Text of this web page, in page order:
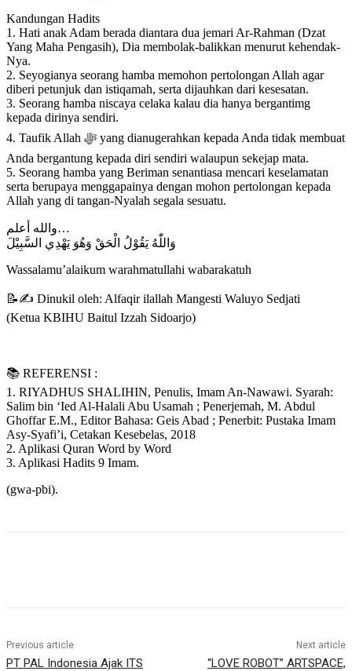
Kandungan Hadits
1. Hati anak Adam berada diantara dua jemari Ar-Rahman (Dzat
Yang Maha Pengasih), Dia membolak-balikkan menurut kehendak-
Nya.
2. Seyogianya seorang hamba memohon pertolongan Allah agar
diberi petunjuk dan istiqamah, serta dijauhkan dari kesesatan.
3. Seorang hamba niscaya celaka kalau dia hanya bergantimg
kepada dirinya sendiri.
4. Taufik Allah ﷻ yang dianugerahkan kepada Anda tidak membuat
Anda bergantung kepada diri sendiri walaupun sekejap mata.
5. Seorang hamba yang Beriman senantiasa mencari keselamatan
serta berupaya menggapainya dengan mohon pertolongan kepada
Allah yang di tangan-Nyalah segala sesuatu.
والله أعلم…
وَاللّٰهُ يَقُوْلُ الْحَقْ وَهُوَ يَهْدِي السَّبِيْلَ
Wassalamu’alaikum warahmatullahi wabarakatuh
📝✍️ Dinukil oleh: Alfaqir ilallah Mangesti Waluyo Sedjati
(Ketua KBIHU Baitul Izzah Sidoarjo)
📚 REFERENSI :
1. RIYADHUS SHALIHIN, Penulis, Imam An-Nawawi. Syarah:
Salim bin ‘Ied Al-Halali Abu Usamah ; Penerjemah, M. Abdul
Ghoffar E.M., Editor Bahasa: Geis Abad ; Penerbit: Pustaka Imam
Asy-Syafi’i, Cetakan Kesebelas, 2018
2. Aplikasi Quran Word by Word
3. Aplikasi Hadits 9 Imam.
(gwa-pbi).
Previous article
PT PAL Indonesia Ajak ITS
Next article
“LOVE ROBOT” ARTSPACE,